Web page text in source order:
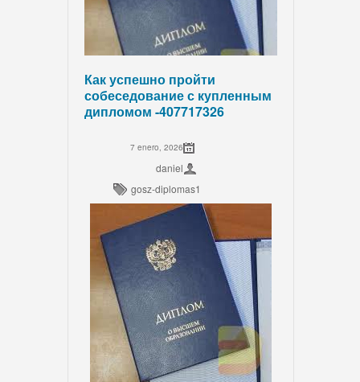
Как успешно пройти
собеседование с купленным
дипломом -407717326
7 enero, 2026
daniel
gosz-diplomas1